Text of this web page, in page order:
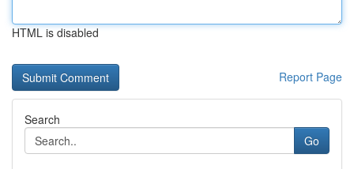
HTML is disabled
Report Page
Search
Go